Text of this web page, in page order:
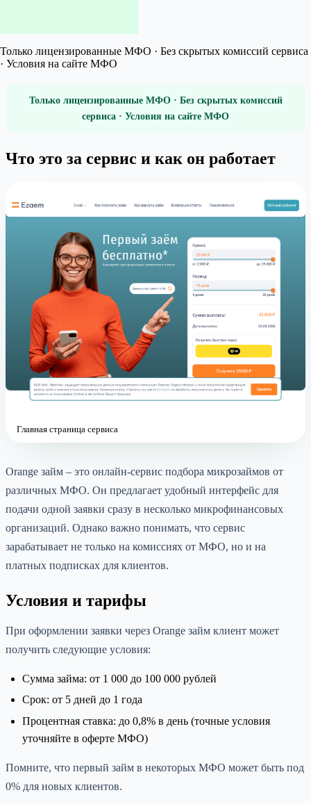
Только лицензированные МФО · Без скрытых комиссий сервиса
· Условия на сайте МФО
Только лицензированные МФО · Без скрытых комиссий
сервиса · Условия на сайте МФО
Что это за сервис и как он работает
Главная страница сервиса
Orange займ – это онлайн-сервис подбора микрозаймов от
различных МФО. Он предлагает удобный интерфейс для
подачи одной заявки сразу в несколько микрофинансовых
организаций. Однако важно понимать, что сервис
зарабатывает не только на комиссиях от МФО, но и на
платных подписках для клиентов.
Условия и тарифы
При оформлении заявки через Orange займ клиент может
получить следующие условия:
Сумма займа: от 1 000 до 100 000 рублей
Срок: от 5 дней до 1 года
Процентная ставка: до 0,8% в день (точные условия
уточняйте в оферте МФО)
Помните, что первый займ в некоторых МФО может быть под
0% для новых клиентов.